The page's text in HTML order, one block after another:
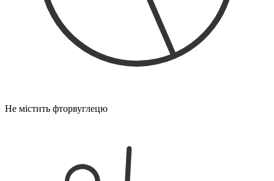
Не містить фторвуглецю